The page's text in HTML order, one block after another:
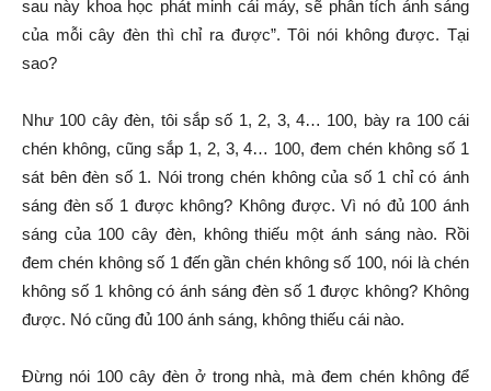
sau này khoa học phát minh cái máy, sẽ phân tích ánh sáng
của mỗi cây đèn thì chỉ ra được”. Tôi nói không được. Tại
sao?
Như 100 cây đèn, tôi sắp số 1, 2, 3, 4… 100, bày ra 100 cái
chén không, cũng sắp 1, 2, 3, 4… 100, đem chén không số 1
sát bên đèn số 1. Nói trong chén không của số 1 chỉ có ánh
sáng đèn số 1 được không? Không được. Vì nó đủ 100 ánh
sáng của 100 cây đèn, không thiếu một ánh sáng nào. Rồi
đem chén không số 1 đến gần chén không số 100, nói là chén
không số 1 không có ánh sáng đèn số 1 được không? Không
được. Nó cũng đủ 100 ánh sáng, không thiếu cái nào.
Đừng nói 100 cây đèn ở trong nhà, mà đem chén không để